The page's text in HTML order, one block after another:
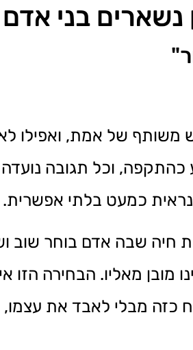
נשארים בני אדם
משותף של אמת, ואפילו
וכל תגובה נועדה
כמעט בלתי אפשרית.
חיה שבה אדם בוחר שוב
מאליו. הבחירה הזו
כזה מבלי לאבד את עצמו,